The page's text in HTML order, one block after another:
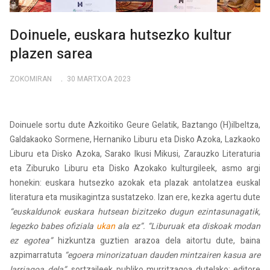
Doinuele, euskara hutsezko kultur
plazen sarea
ZOKOMIRAN 30 MARTXOA 2023
Doinuele sortu dute Azkoitiko Geure Gelatik, Baztango (H)ilbeltza,
Galdakaoko Sormene, Hernaniko Liburu eta Disko Azoka, Lazkaoko
Liburu eta Disko Azoka, Sarako Ikusi Mikusi, Zarauzko Literaturia
eta Ziburuko Liburu eta Disko Azokako kulturgileek, asmo argi
honekin: euskara hutsezko azokak eta plazak antolatzea euskal
literatura eta musikagintza sustatzeko. Izan ere, kezka agertu dute
“euskaldunok euskara hutsean bizitzeko dugun ezintasunagatik,
legezko babes ofiziala ukanala ez”. “Liburuak eta diskoak modan
ez egotea”hizkuntza guztien arazoa dela aitortu dute, baina
azpimarratuta “egoera minorizatuan dauden mintzairen kasua are